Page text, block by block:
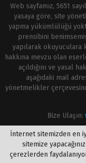
Web sayfamız, 5651
yasaya göre, site
yapma yükümlülüğü
prensibini
yapılarak okuyuculara
hakkına mevzu olan
açıldığını ve yasal
aşağıdaki mail
yönetmelikler
Bize Ulaşın:
İnternet sitemizden en
sitemize
çerezlerden